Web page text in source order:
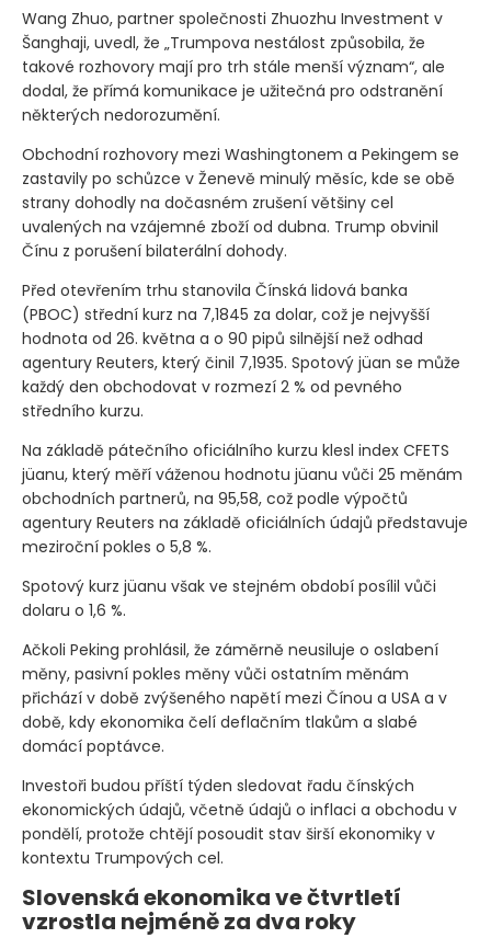
Wang Zhuo, partner společnosti Zhuozhu Investment v
Šanghaji, uvedl, že „Trumpova nestálost způsobila, že
takové rozhovory mají pro trh stále menší význam“, ale
dodal, že přímá komunikace je užitečná pro odstranění
některých nedorozumění.
Obchodní rozhovory mezi Washingtonem a Pekingem se
zastavily po schůzce v Ženevě minulý měsíc, kde se obě
strany dohodly na dočasném zrušení většiny cel
uvalených na vzájemné zboží od dubna. Trump obvinil
Čínu z porušení bilaterální dohody.
Před otevřením trhu stanovila Čínská lidová banka
(PBOC) střední kurz na 7,1845 za dolar, což je nejvyšší
hodnota od 26. května a o 90 pipů silnější než odhad
agentury Reuters, který činil 7,1935. Spotový jüan se může
každý den obchodovat v rozmezí 2 % od pevného
středního kurzu.
Na základě pátečního oficiálního kurzu klesl index CFETS
jüanu, který měří váženou hodnotu jüanu vůči 25 měnám
obchodních partnerů, na 95,58, což podle výpočtů
agentury Reuters na základě oficiálních údajů představuje
meziroční pokles o 5,8 %.
Spotový kurz jüanu však ve stejném období posílil vůči
dolaru o 1,6 %.
Ačkoli Peking prohlásil, že záměrně neusiluje o oslabení
měny, pasivní pokles měny vůči ostatním měnám
přichází v době zvýšeného napětí mezi Čínou a USA a v
době, kdy ekonomika čelí deflačním tlakům a slabé
domácí poptávce.
Investoři budou příští týden sledovat řadu čínských
ekonomických údajů, včetně údajů o inflaci a obchodu v
pondělí, protože chtějí posoudit stav širší ekonomiky v
kontextu Trumpových cel.
Slovenská ekonomika ve čtvrtletí
vzrostla nejméně za dva roky